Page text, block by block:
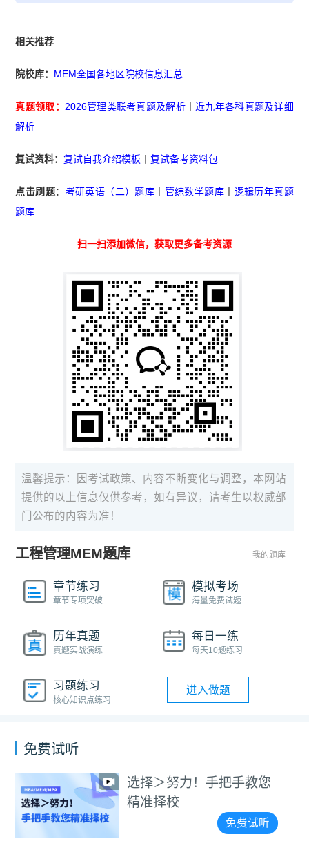
相关推荐
院校库： MEM全国各地区院校信息汇总
真题领取： 2026管理类联考真题及解析丨近九年各科真题及详细
解析
复试资料：复试自我介绍模板 丨复试备考资料包
点击刷题： 考研英语（二）题库 管综数学题库
逻辑历年真题
题库
扫一扫添加微信，获取更多备考资源
温馨提示：因考试政策、内容不断变化与调整，本网站
提供的以上信息仅供参考，如有异议，请考生以权威部
门公布的内容为准！
工程管理MEM题库 我的题库
章节练习
章节专项突破
模拟考场
海量免费试题
历年真题
真题实战演练
每日一练
每天10题练习
习题练习
核心知识点练习
进入做题
免费试听
选择＞努力！手把手教您
精准择校
免费试听